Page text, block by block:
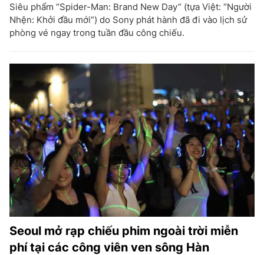
Siêu phẩm “Spider-Man: Brand New Day” (tựa Việt: “Người
Nhện: Khởi đầu mới”) do Sony phát hành đã đi vào lịch sử
phòng vé ngay trong tuần đầu công chiếu.
Seoul mở rạp chiếu phim ngoài trời miễn
phí tại các công viên ven sông Hàn